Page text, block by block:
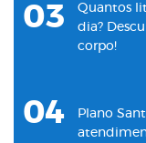
03
Quantos
dia?
corpo!
04
Plano